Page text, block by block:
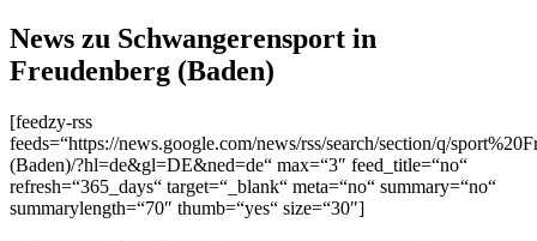
News zu Schwangerensport in
Freudenberg (Baden)
[feedzy-rss
feeds=“https://news.google.com/news/rss/search/section/q/
(Baden)/?hl=de&gl=DE&ned=de“ max=“3″ feed_title=“no“
refresh=“365_days“ target=“_blank“ meta=“no“ summary=“no“
summarylength=“70″ thumb=“yes“ size=“30″]